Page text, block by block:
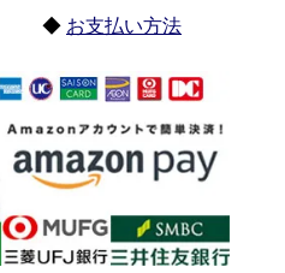
◆ お支払い方法